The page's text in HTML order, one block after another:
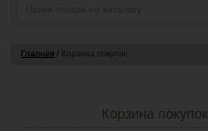
Главная Корзина покупок
Корзина покупок